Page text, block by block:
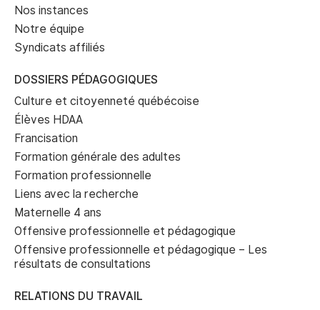
Nos instances
Notre équipe
Syndicats affiliés
DOSSIERS PÉDAGOGIQUES
Culture et citoyenneté québécoise
Élèves HDAA
Francisation
Formation générale des adultes
Formation professionnelle
Liens avec la recherche
Maternelle 4 ans
Offensive professionnelle et pédagogique
Offensive professionnelle et pédagogique – Les
résultats de consultations
RELATIONS DU TRAVAIL